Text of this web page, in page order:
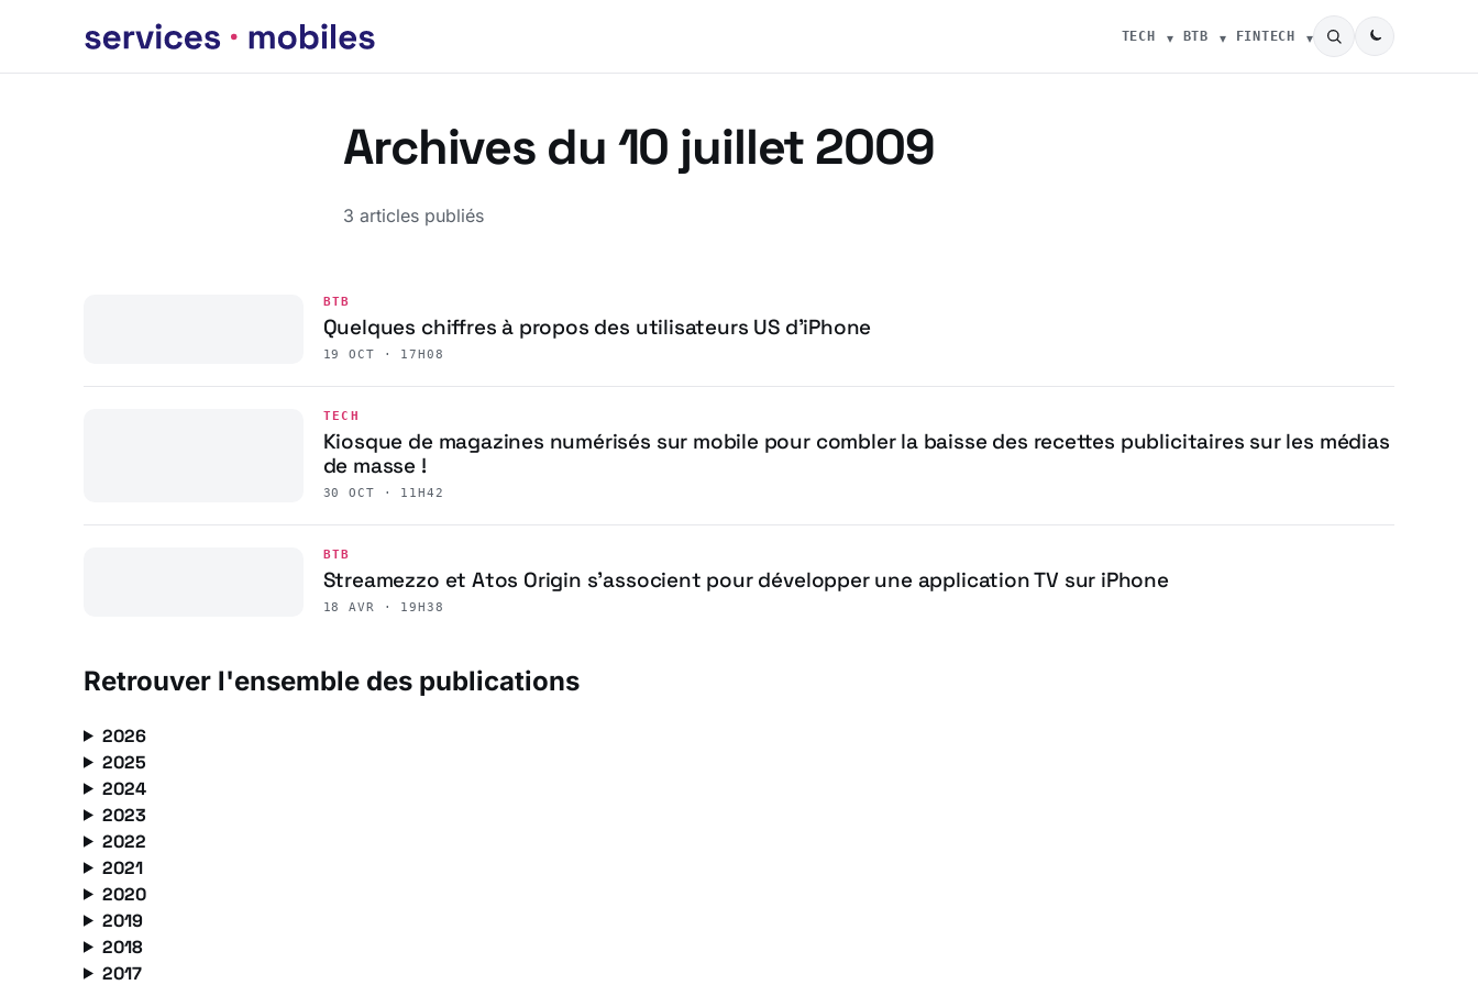
TECH BTB FINTECH
Archives du 10 juillet 2009
3 articles publiés
BTB
Quelques chiffres à propos des utilisateurs US d’iPhone
19 OCT · 17H08
TECH
Kiosque de magazines numérisés sur mobile pour combler la baisse des recettes publicitaires sur les médias
de masse !
30 OCT · 11H42
BTB
Streamezzo et Atos Origin s’associent pour développer une application TV sur iPhone
18 AVR · 19H38
Retrouver l'ensemble des publications
2026
2025
2024
2023
2022
2021
2020
2019
2018
2017